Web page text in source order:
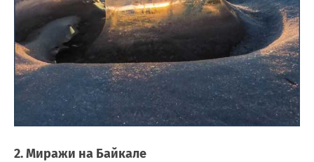
2. Миражи на Байкале